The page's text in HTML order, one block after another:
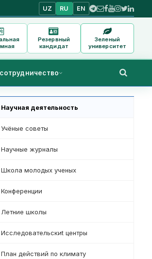
UZ RU EN
Резервный
кандидат
Зеленый
университет
Научная деятельность
Учёные советы
Научные журналы
Школа молодых ученых
Конференции
Летние школы
Исследовательскиt центры
План действий по климату